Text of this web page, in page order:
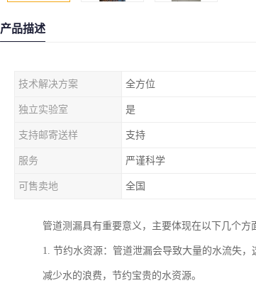
产品描述
技术解决方案 全方位
独立实验室 是
支持邮寄送样 支持
服务 严谨科学
可售卖地 全国
管道测漏具有重要意义，主要体现在以下几个方
1. 节约水资源：管道泄漏会导致大量的水流失
减少水的浪费，节约宝贵的水资源。